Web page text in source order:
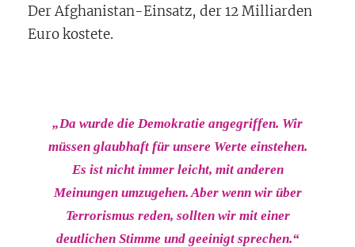
Der Afghanistan-Einsatz, der 12 Milliarden
Euro kostete.
„Da wurde die Demokratie angegriffen. Wir
müssen glaubhaft für unsere Werte einstehen.
Es ist nicht immer leicht, mit anderen
Meinungen umzugehen. Aber wenn wir über
Terrorismus reden, sollten wir mit einer
deutlichen Stimme und geeinigt sprechen.“